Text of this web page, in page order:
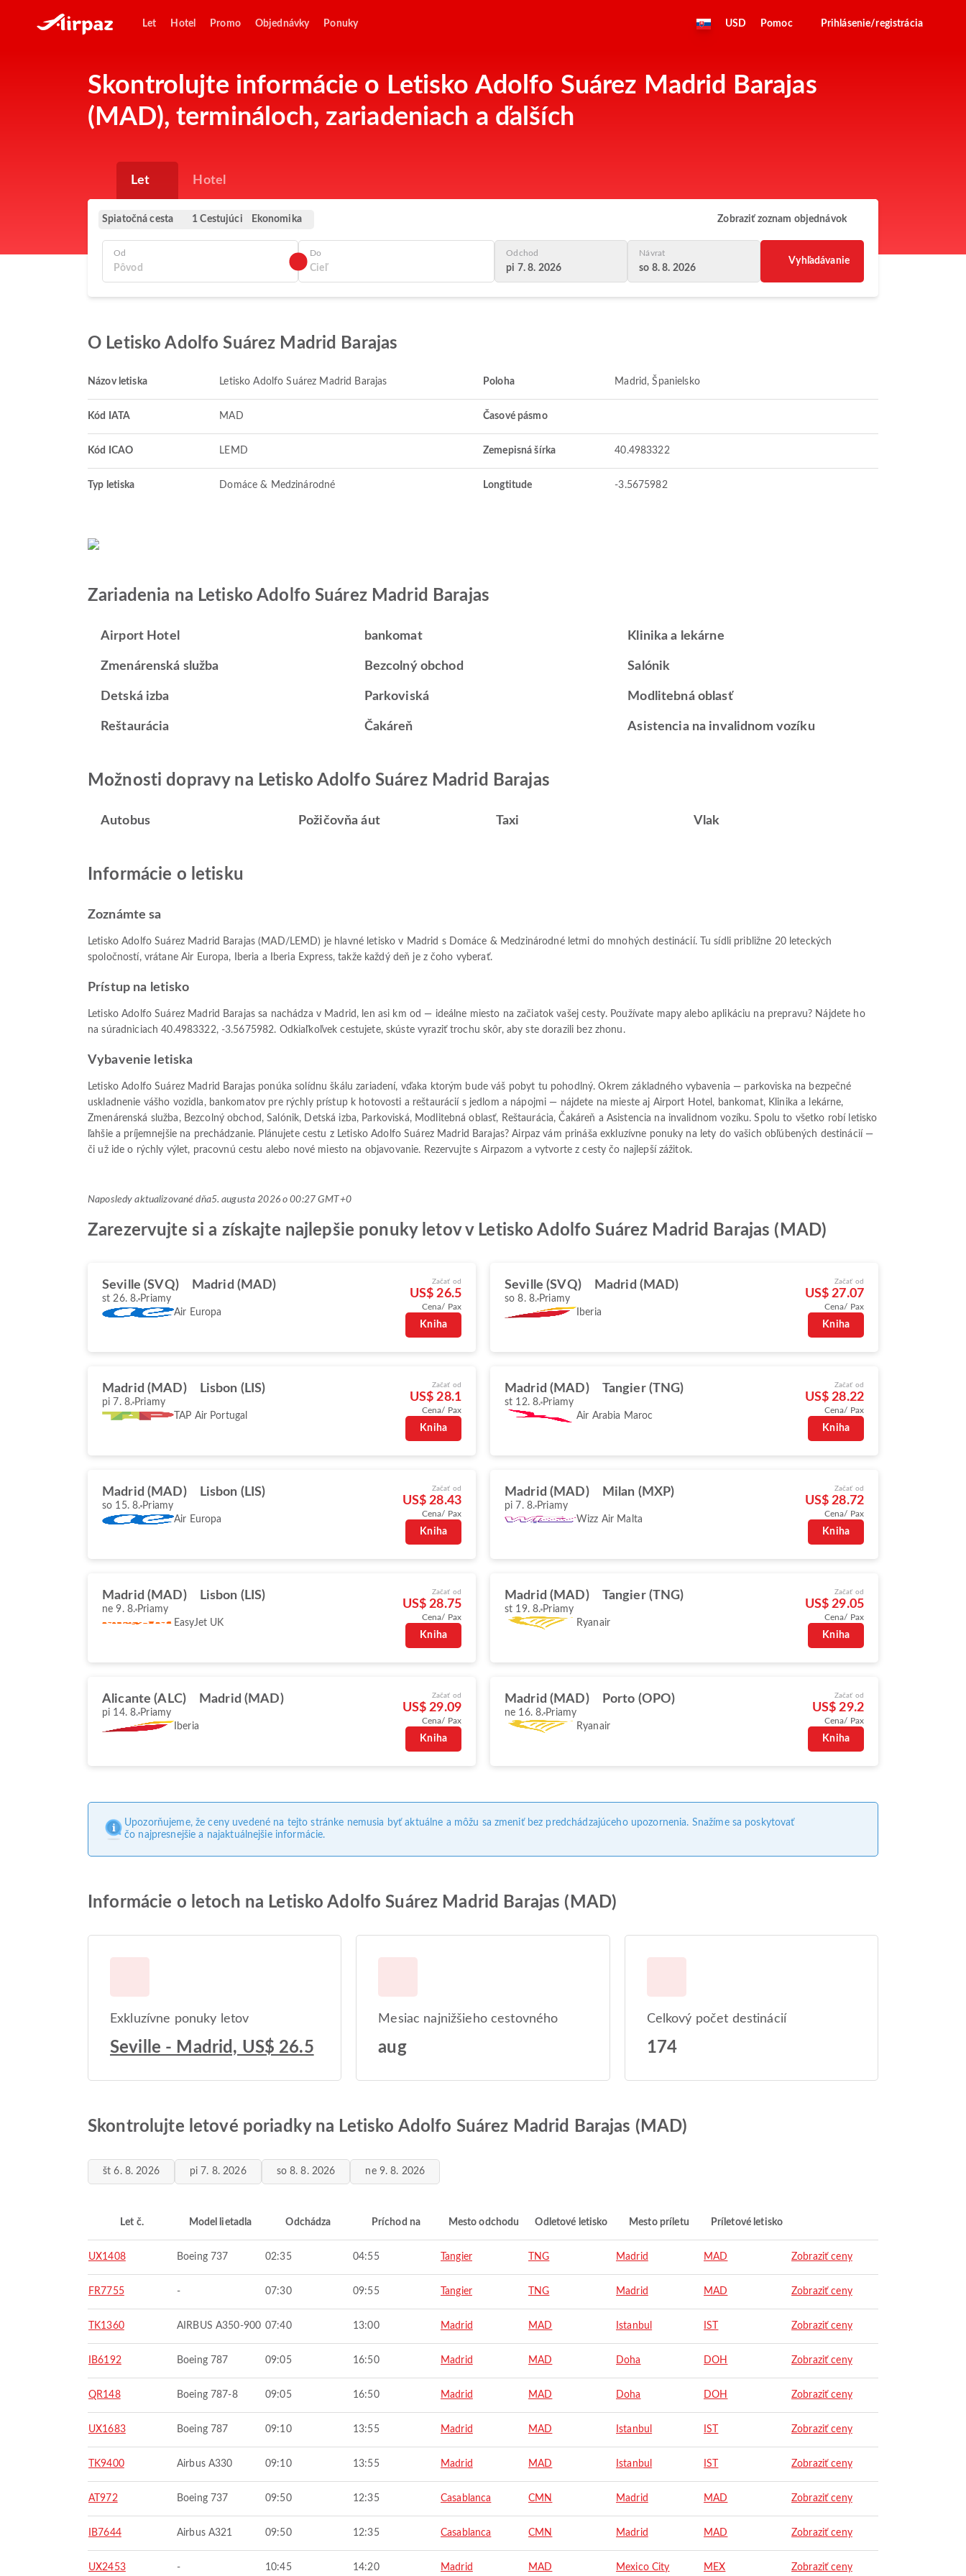
Let Hotel Promo Objednávky Ponuky USD Pomoc Prihlásenie/registrácia
Skontrolujte informácie o Letisko Adolfo Suárez Madrid Barajas
(MAD), termináloch, zariadeniach a ďalších
Let Hotel
Spiatočná cesta 1 Cestujúci Ekonomika Zobraziť zoznam objednávok
Od Do Odchod
pi 7. 8. 2026
Návrat
so 8. 8. 2026
Vyhľadávanie
O Letisko Adolfo Suárez Madrid Barajas
Názov letiska Letisko Adolfo Suárez Madrid Barajas
Kód IATA MAD
Kód ICAO LEMD
Typ letiska Domáce & Medzinárodné
Poloha Madrid, Španielsko
Časové pásmo
Zemepisná šírka 40.4983322
Longtitude -3.5675982
Zariadenia na Letisko Adolfo Suárez Madrid Barajas
Airport Hotel bankomat Klinika a lekárne
Zmenárenská služba Bezcolný obchod Salónik
Detská izba Parkoviská Modlitebná oblasť
Reštaurácia Čakáreň Asistencia na invalidnom vozíku
Možnosti dopravy na Letisko Adolfo Suárez Madrid Barajas
Autobus Požičovňa áut Taxi Vlak
Informácie o letisku
Zoznámte sa
Letisko Adolfo Suárez Madrid Barajas (MAD/LEMD) je hlavné letisko v Madrid s Domáce & Medzinárodné letmi do mnohých destinácií. Tu sídli približne 20 leteckých
spoločností, vrátane Air Europa, Iberia a Iberia Express, takže každý deň je z čoho vyberať.
Prístup na letisko
Letisko Adolfo Suárez Madrid Barajas sa nachádza v Madrid, len asi km od — ideálne miesto na začiatok vašej cesty. Používate mapy alebo aplikáciu na prepravu? Nájdete ho
na súradniciach 40.4983322, -3.5675982. Odkiaľkoľvek cestujete, skúste vyraziť trochu skôr, aby ste dorazili bez zhonu.
Vybavenie letiska
Letisko Adolfo Suárez Madrid Barajas ponúka solídnu škálu zariadení, vďaka ktorým bude váš pobyt tu pohodlný. Okrem základného vybavenia — parkoviska na bezpečné
uskladnenie vášho vozidla, bankomatov pre rýchly prístup k hotovosti a reštaurácií s jedlom a nápojmi — nájdete na mieste aj Airport Hotel, bankomat, Klinika a lekárne,
Zmenárenská služba, Bezcolný obchod, Salónik, Detská izba, Parkoviská, Modlitebná oblasť, Reštaurácia, Čakáreň a Asistencia na invalidnom vozíku. Spolu to všetko robí letisko
ľahšie a príjemnejšie na prechádzanie. Plánujete cestu z Letisko Adolfo Suárez Madrid Barajas? Airpaz vám prináša exkluzívne ponuky na lety do vašich obľúbených destinácií —
či už ide o rýchly výlet, pracovnú cestu alebo nové miesto na objavovanie. Rezervujte s Airpazom a vytvorte z cesty čo najlepší zážitok.
Naposledy aktualizované dňa5. augusta 2026 o 00:27 GMT+0
Zarezervujte si a získajte najlepšie ponuky letov v Letisko Adolfo Suárez Madrid Barajas (MAD)
Seville (SVQ) Madrid (MAD)
st 26. 8. Priamy
Air Europa
Začať od
US$ 26.5
Cena/ Pax
Kniha
Seville (SVQ) Madrid (MAD)
so 8. 8. Priamy
Iberia
Začať od
US$ 27.07
Cena/ Pax
Kniha
Madrid (MAD) Lisbon (LIS)
pi 7. 8. Priamy
TAP Air Portugal
Začať od
US$ 28.1
Cena/ Pax
Kniha
Madrid (MAD) Tangier (TNG)
st 12. 8. Priamy
Air Arabia Maroc
Začať od
US$ 28.22
Cena/ Pax
Kniha
Madrid (MAD) Lisbon (LIS)
so 15. 8. Priamy
Air Europa
Začať od
US$ 28.43
Cena/ Pax
Kniha
Madrid (MAD) Milan (MXP)
pi 7. 8. Priamy
Wizz Air Malta
Začať od
US$ 28.72
Cena/ Pax
Kniha
Madrid (MAD) Lisbon (LIS)
ne 9. 8. Priamy
EasyJet UK
Začať od
US$ 28.75
Cena/ Pax
Kniha
Madrid (MAD) Tangier (TNG)
st 19. 8. Priamy
Ryanair
Začať od
US$ 29.05
Cena/ Pax
Kniha
Alicante (ALC) Madrid (MAD)
pi 14. 8. Priamy
Iberia
Začať od
US$ 29.09
Cena/ Pax
Kniha
Madrid (MAD) Porto (OPO)
ne 16. 8. Priamy
Ryanair
Začať od
US$ 29.2
Cena/ Pax
Kniha
Upozorňujeme, že ceny uvedené na tejto stránke nemusia byť aktuálne a môžu sa zmeniť bez predchádzajúceho upozornenia. Snažíme sa poskytovať
čo najpresnejšie a najaktuálnejšie informácie.
Informácie o letoch na Letisko Adolfo Suárez Madrid Barajas (MAD)
Exkluzívne ponuky letov
Seville - Madrid, US$ 26.5
Mesiac najnižšieho cestovného
aug
Celkový počet destinácií
174
Skontrolujte letové poriadky na Letisko Adolfo Suárez Madrid Barajas (MAD)
št 6. 8. 2026 pi 7. 8. 2026 so 8. 8. 2026 ne 9. 8. 2026
Let č. Model lietadla Odchádza Príchod na Mesto odchodu Odletové letisko Mesto príletu Príletové letisko
UX1408 Boeing 737 02:35 04:55 Tangier TNG Madrid MAD Zobraziť ceny
FR7755 - 07:30 09:55 Tangier TNG Madrid MAD Zobraziť ceny
TK1360 AIRBUS A350-900 07:40 13:00 Madrid MAD Istanbul IST Zobraziť ceny
IB6192 Boeing 787 09:05 16:50 Madrid MAD Doha DOH Zobraziť ceny
QR148 Boeing 787-8 09:05 16:50 Madrid MAD Doha DOH Zobraziť ceny
UX1683 Boeing 787 09:10 13:55 Madrid MAD Istanbul IST Zobraziť ceny
TK9400 Airbus A330 09:10 13:55 Madrid MAD Istanbul IST Zobraziť ceny
AT972 Boeing 737 09:50 12:35 Casablanca CMN Madrid MAD Zobraziť ceny
IB7644 Airbus A321 09:50 12:35 Casablanca CMN Madrid MAD Zobraziť ceny
UX2453 - 10:45 14:20 Madrid MAD Mexico City MEX Zobraziť ceny